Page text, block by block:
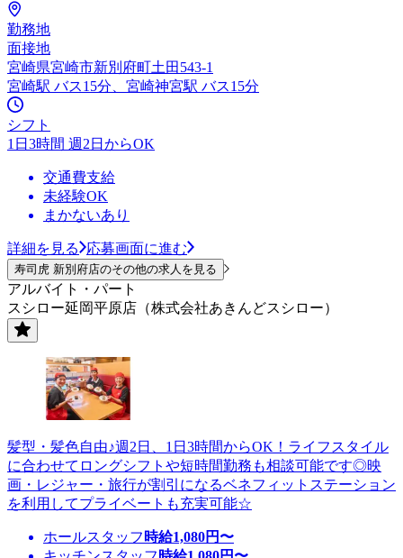
勤務地
面接地
宮崎県宮崎市新別府町土田543-1
宮崎駅 バス15分、宮崎神宮駅 バス15分
シフト
1日3時間 週2日からOK
交通費支給
未経験OK
まかないあり
詳細を見る 応募画面に進む
寿司虎 新別府店のその他の求人を見る
アルバイト・パート
スシロー延岡平原店（株式会社あきんどスシロー）
髪型・髪色自由♪週2日、1日3時間からOK！ライフスタイル
に合わせてロングシフトや短時間勤務も相談可能です◎映
画・レジャー・旅行が割引になるベネフィットステーション
を利用してプライベートも充実可能☆
ホールスタッフ 時給1,080円〜